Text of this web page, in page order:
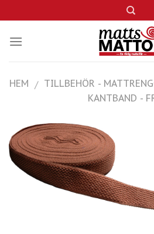
to
content
HEM / TILLBEHÖR -
KANTBAND -